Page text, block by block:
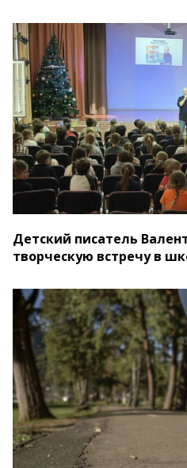
Детский писатель
творческую встречу в